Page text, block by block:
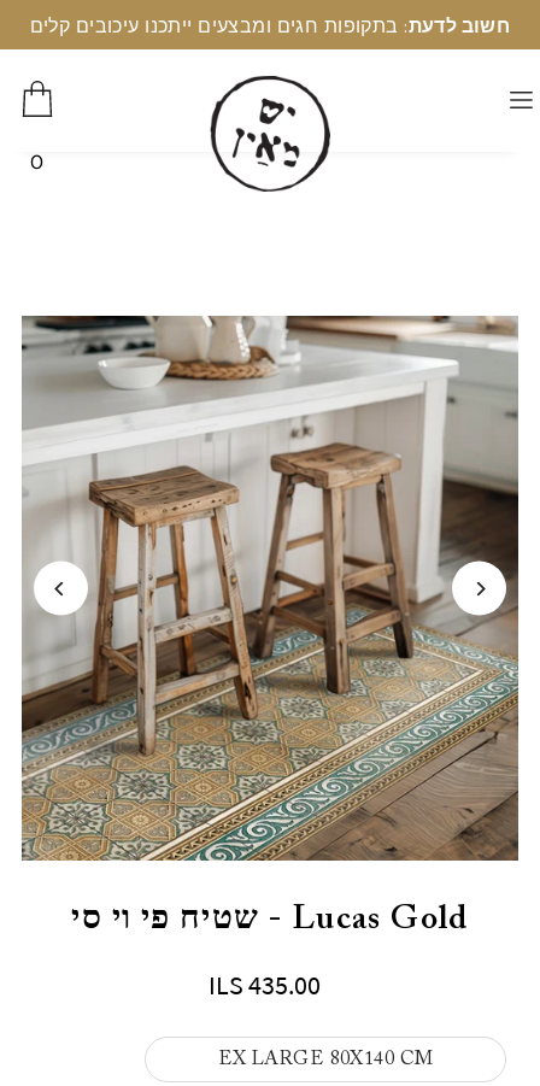
חשוב לדעת: בתקופות חגים ומבצעים ייתכנו עיכובים קלים
0
Lucas Gold - שטיח פי וי סי
ILS 435.00
EX LARGE 80X140 CM